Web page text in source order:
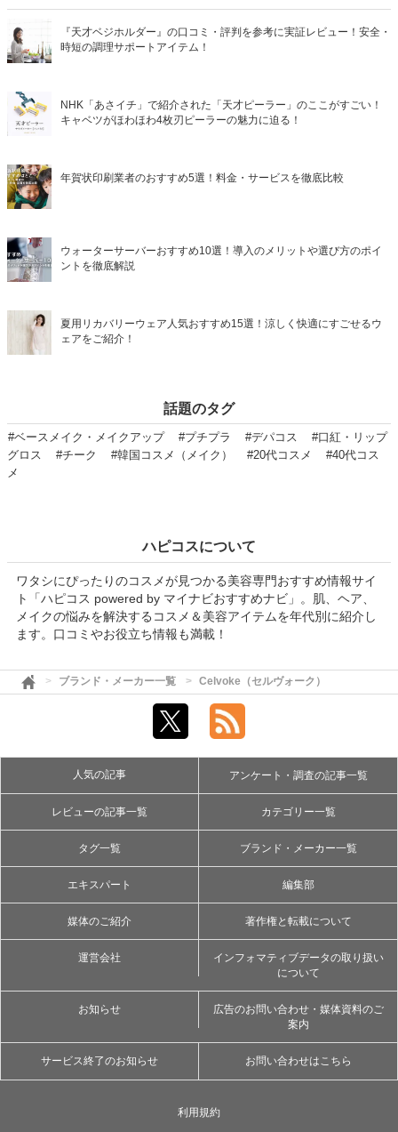
『天才ベジホルダー』の口コミ・評判を参考に実証レビュー！安全・
時短の調理サポートアイテム！
NHK「あさイチ」で紹介された「天才ピーラー」のここがすごい！
キャベツがほわほわ4枚刃ピーラーの魅力に迫る！
年賀状印刷業者のおすすめ5選！料金・サービスを徹底比較
ウォーターサーバーおすすめ10選！導入のメリットや選び方のポイ
ントを徹底解説
夏用リカバリーウェア人気おすすめ15選！涼しく快適にすごせるウ
ェアをご紹介！
話題のタグ
#ベースメイク・メイクアップ #プチプラ #デパコス
#口紅・リップ
グロス
#チーク #韓国コスメ（メイク） #20代コスメ
#40代コス
メ
ハピコスについて
ワタシにぴったりのコスメが見つかる美容専門おすすめ情報サイ
ト「ハピコス powered by マイナビおすすめナビ」。肌、ヘア、
メイクの悩みを解決するコスメ＆美容アイテムを年代別に紹介し
ます。口コミやお役立ち情報も満載！
ブランド・メーカー一覧 Celvoke（セルヴォーク）
人気の記事 アンケート・調査の記事一覧
レビューの記事一覧 カテゴリー一覧
タグ一覧 ブランド・メーカー一覧
エキスパート 編集部
媒体のご紹介 著作権と転載について
運営会社
インフォマティブデータの取り扱い
について
お知らせ
広告のお問い合わせ・媒体資料のご
案内
サービス終了のお知らせ お問い合わせはこちら
利用規約